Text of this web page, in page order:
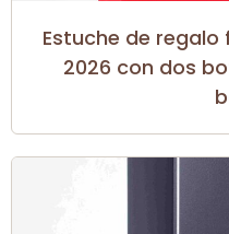
Estuche de
2026 con dos